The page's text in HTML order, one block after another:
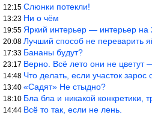
12:15 Слюнки потекли!
13:23 Ни о чём
19:55 Яркий интерьер — интерьер на 2
20:08 Лучший способ не переварить яйцо
17:33 Бананы будут?
23:17 Верно. Всё лето они не цветут —
14:48 Что делать, если участок
13:40 «Садят» Не стыдно?
18:10 Бла бла и никакой конкретики,
14:44 Всё то так, если не лень.